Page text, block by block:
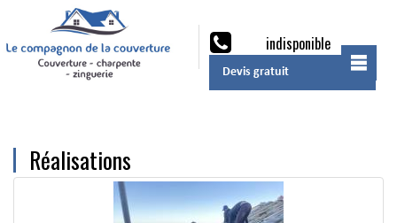
indisponible
Devis gratuit
Réalisations